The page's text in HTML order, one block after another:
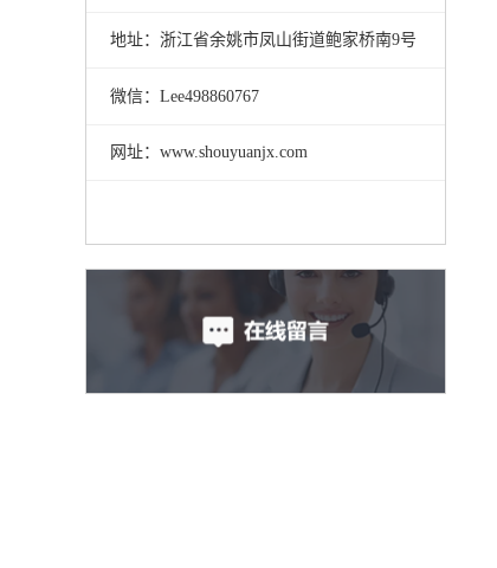
地址：浙江省余姚市凤山街道鲍家桥南9号
微信：Lee498860767
网址：www.shouyuanjx.com